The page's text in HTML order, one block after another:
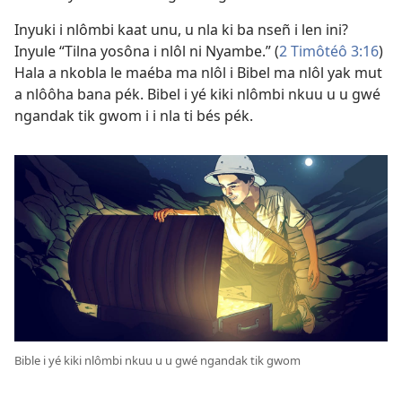
Inyuki i nlômbi kaat unu, u nla ki ba nseñ i len ini?
Inyule “Tilna yosôna i nlôl ni Nyambe.” (2 Timôtéô 3:16)
Hala a nkobla le maéba ma nlôl i Bibel ma nlôl yak mut
a nlôôha bana pék. Bibel i yé kiki nlômbi nkuu u u gwé
ngandak tik gwom i i nla ti bés pék.
Bible i yé kiki nlômbi nkuu u u gwé ngandak tik gwom